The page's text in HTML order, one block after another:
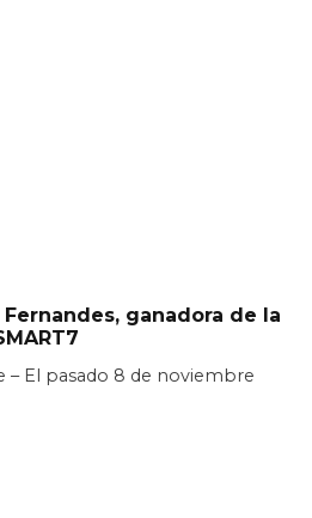
Fernandes, ganadora de la
– El pasado 8 de noviembre